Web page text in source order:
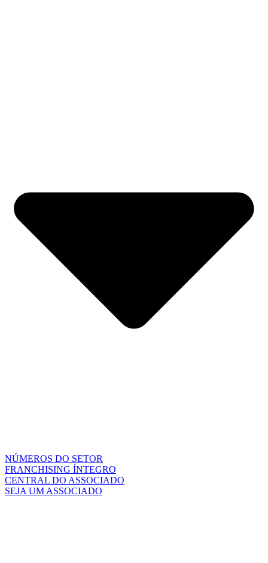
NÚMEROS DO SETOR
FRANCHISING ÍNTEGRO
CENTRAL DO ASSOCIADO
SEJA UM ASSOCIADO